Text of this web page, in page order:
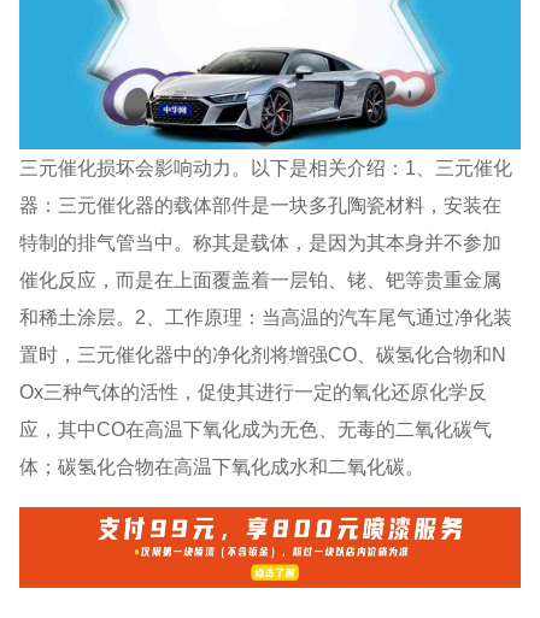
三元催化损坏会影响动力。以下是相关介绍：1、三元催化
器：三元催化器的载体部件是一块多孔陶瓷材料，安装在
特制的排气管当中。称其是载体，是因为其本身并不参加
催化反应，而是在上面覆盖着一层铂、铑、钯等贵重金属
和稀土涂层。2、工作原理：当高温的汽车尾气通过净化装
置时，三元催化器中的净化剂将增强CO、碳氢化合物和N
Ox三种气体的活性，促使其进行一定的氧化还原化学反
应，其中CO在高温下氧化成为无色、无毒的二氧化碳气
体；碳氢化合物在高温下氧化成水和二氧化碳。